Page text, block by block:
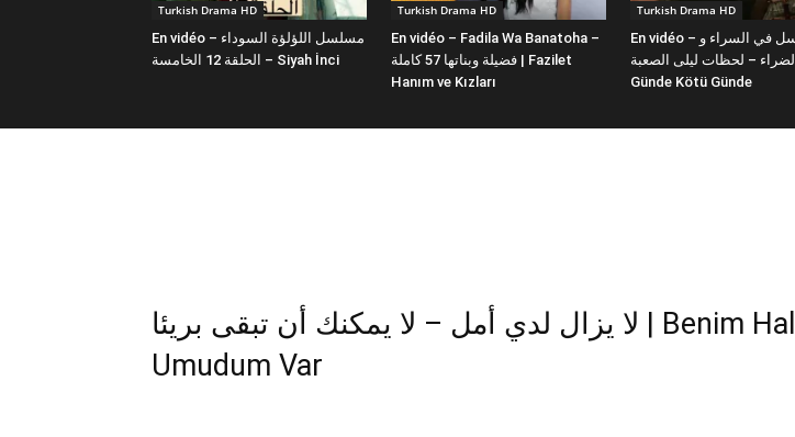
Turkish Drama HD
En vidéo – مسلسل اللؤلؤة السوداء
الحلقة 12 الخامسة – Siyah İnci
Turkish Drama HD
En vidéo – Fadila Wa Banatoha –
فضيلة وبناتها 57 كاملة | Fazilet
Hanım ve Kızları
Turkish Drama HD
En vidéo – مسلسل في السراء و
الضراء – لحظات ليلى الصعبة | İyi
Günde Kötü Günde
لا يزال لدي أمل – لا يمكنك أن تبقى بريئا | Benim Hala
Umudum Var